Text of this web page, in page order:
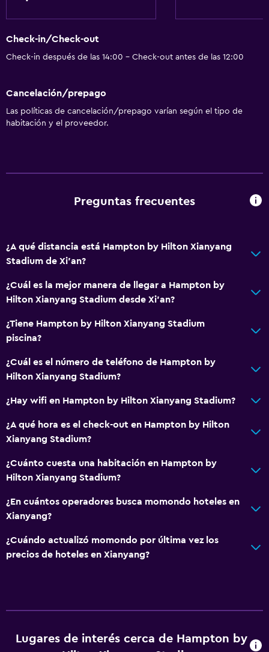
Caja fuerte
Recepción 24 horas
Check-in/Check-out
Check-in después de las 14:00 - Check-out antes de las 12:00
Cancelación/prepago
Las políticas de cancelación/prepago varían según el tipo de
habitación y el proveedor.
Preguntas frecuentes
¿A qué distancia está Hampton by Hilton Xianyang
Stadium de Xi'an?
¿Cuál es la mejor manera de llegar a Hampton by
Hilton Xianyang Stadium desde Xi'an?
¿Tiene Hampton by Hilton Xianyang Stadium
piscina?
¿Cuál es el número de teléfono de Hampton by
Hilton Xianyang Stadium?
¿Hay wifi en Hampton by Hilton Xianyang Stadium?
¿A qué hora es el check-out en Hampton by Hilton
Xianyang Stadium?
¿Cuánto cuesta una habitación en Hampton by
Hilton Xianyang Stadium?
¿En cuántos operadores busca momondo hoteles en
Xianyang?
¿Cuándo actualizó momondo por última vez los
precios de hoteles en Xianyang?
Lugares de interés cerca de Hampton by